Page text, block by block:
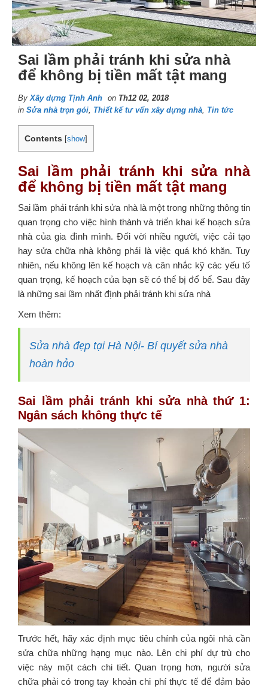
Sai lầm phải tránh khi sửa nhà
để không bị tiền mất tật mang
By Xây dựng Tịnh Anh on Th12 02, 2018
in Sửa nhà trọn gói Thiết kế tư vấn xây dựng nhà Tin tức
Contents [show]
Sai lầm phải tránh khi sửa nhà
để không bị tiền mất tật mang
Sai lầm phải tránh khi sửa nhà là một trong những thông tin
quan trọng cho việc hình thành và triển khai kế hoạch sửa
nhà của gia đình mình. Đối vời nhiều người, việc cải tạo
hay sửa chữa nhà không phải là việc quá khó khăn. Tuy
nhiên, nếu không lên kế hoạch và cân nhắc kỹ các yếu tố
quan trọng, kế hoạch của bạn sẽ có thể bị đổ bể. Sau đây
là những sai lầm nhất định phải tránh khi sửa nhà
Xem thêm:
Sửa nhà đẹp tại Hà Nội- Bí quyết sửa nhà
hoàn hảo
Sai lầm phải tránh khi sửa nhà thứ 1:
Ngân sách không thực tế
Trước hết, hãy xác định mục tiêu chính của ngôi nhà cần
sửa chữa những hạng mục nào. Lên chi phí dự trù cho
việc này một cách chi tiết. Quan trọng hơn, người sửa
chữa phải có trong tay khoản chi phí thực tế để đảm bảo